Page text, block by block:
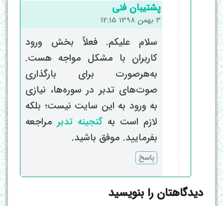
پشتیبان فنی
3 بهمن 1398 12:15
سلام علیکم. فعلاً بخش ورود
کاربران با مشکل مواجه هست.
به‌هرصورت برای بارگذاری
صوت‌های تدبر در سوره‌ها، نیازی
به ورود به این سایت نیست؛ بلکه
لازم است به گنجینه تدبر مراجعه
بفرمایید. موفق باشید.
پاسخ
دیدگاهتان را بنویسید